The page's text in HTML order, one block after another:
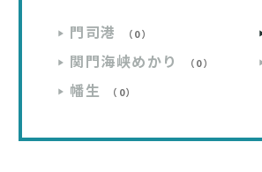
門司港 （0）
関門海峡めかり （0）
幡生 （0）